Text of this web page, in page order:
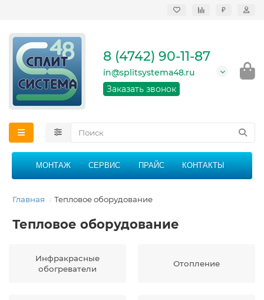
₽
кондиционеров в
области
График работы: 9:00 -
21:00 без перерыва и
8 (4742) 90-11-87
in@splitsystema48.ru
Заказать звонок
МОНТАЖ СЕРВИС ПРАЙС КОНТАКТЫ
Главная Тепловое оборудование
Тепловое оборудование
Инфракрасные
обогреватели
Отопление